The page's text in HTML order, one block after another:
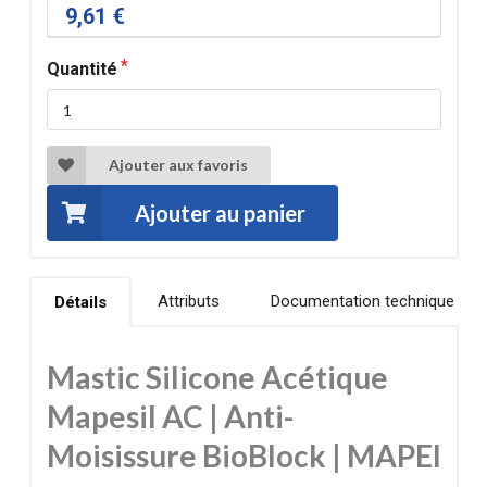
9,61 €
Quantité
Ajouter aux favoris
Ajouter au panier
Détails Attributs Documentation technique
Mastic Silicone Acétique
Mapesil AC | Anti-
Moisissure BioBlock | MAPEI